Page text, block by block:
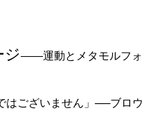
ジ――運動とメタモルフォ
はございません」──ブロ